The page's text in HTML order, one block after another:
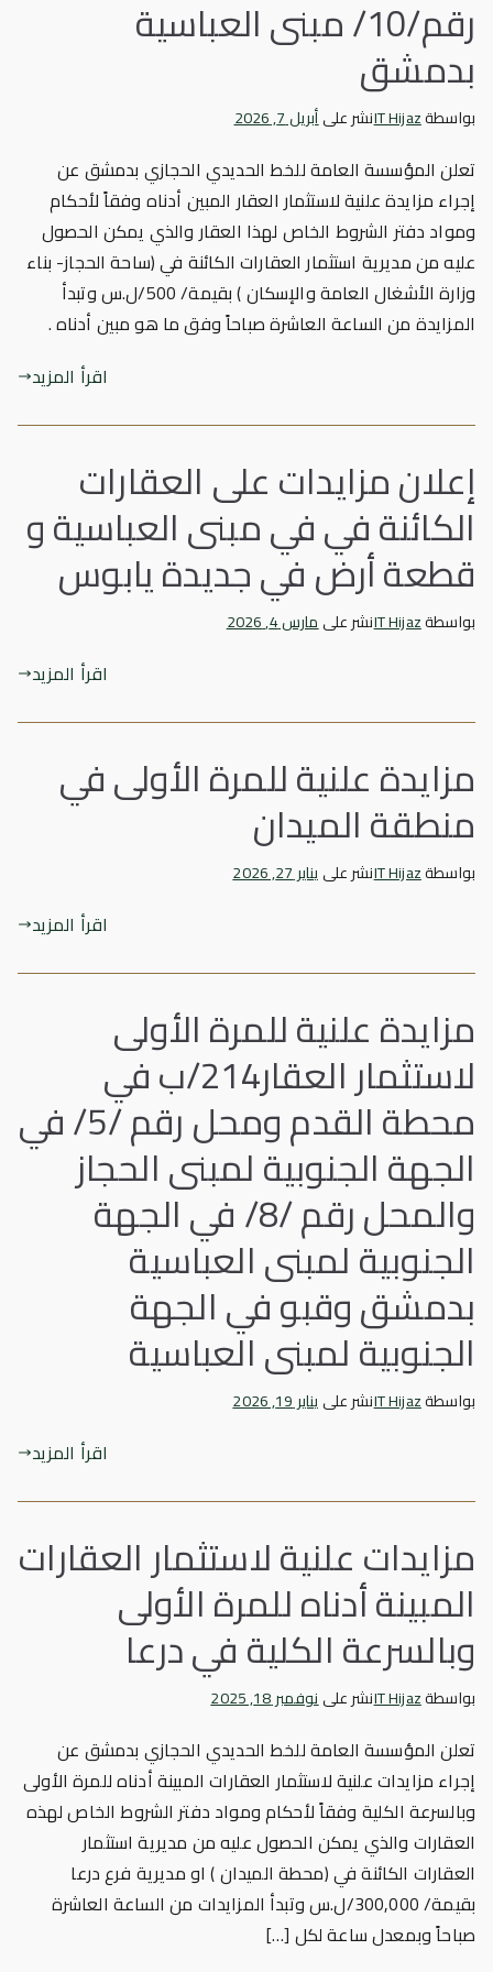
رقم/10/ مبنى العباسية
بدمشق
بواسطةIT Hijazنشر علىأبريل 7, 2026
تعلن المؤسسة العامة للخط الحديدي الحجازي بدمشق عن
إجراء مزايدة علنية لاستثمار العقار المبين أدناه وفقاً لأحكام
ومواد دفتر الشروط الخاص لهذا العقار والذي يمكن الحصول
عليه من مديرية استثمار العقارات الكائنة في (ساحة الحجاز- بناء
وزارة الأشغال العامة والإسكان ) بقيمة/ 500/ل.س وتبدأ
المزايدة من الساعة العاشرة صباحاً وفق ما هو مبين أدناه .
اقرأ المزيد
إعلان مزايدات على العقارات
الكائنة في في مبنى العباسية و
قطعة أرض في جديدة يابوس
بواسطةIT Hijazنشر علىمارس 4, 2026
اقرأ المزيد
مزايدة علنية للمرة الأولى في
منطقة الميدان
بواسطةIT Hijazنشر علىيناير 27, 2026
اقرأ المزيد
مزايدة علنية للمرة الأولى
لاستثمار العقار214/ب في
محطة القدم ومحل رقم /5/ في
الجهة الجنوبية لمبنى الحجاز
والمحل رقم /8/ في الجهة
الجنوبية لمبنى العباسية
بدمشق وقبو في الجهة
الجنوبية لمبنى العباسية
بواسطةIT Hijazنشر علىيناير 19, 2026
اقرأ المزيد
مزايدات علنية لاستثمار العقارات
المبينة أدناه للمرة الأولى
وبالسرعة الكلية في درعا
بواسطةIT Hijazنشر علىنوفمبر 18, 2025
تعلن المؤسسة العامة للخط الحديدي الحجازي بدمشق عن
إجراء مزايدات علنية لاستثمار العقارات المبينة أدناه للمرة الأولى
وبالسرعة الكلية وفقاً لأحكام ومواد دفتر الشروط الخاص لهذه
العقارات والذي يمكن الحصول عليه من مديرية استثمار
العقارات الكائنة في (محطة الميدان ) او مديرية فرع درعا
بقيمة/ 300,000/ل.س وتبدأ المزايدات من الساعة العاشرة
صباحاً وبمعدل ساعة لكل […]